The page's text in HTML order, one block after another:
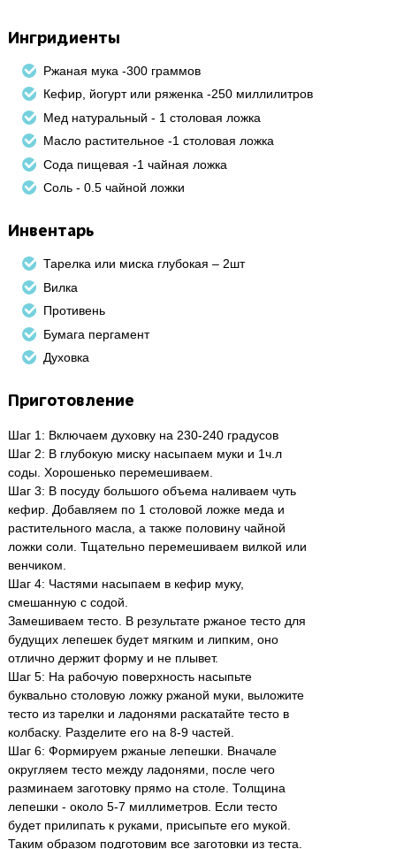
Ингридиенты
Ржаная мука -300 граммов
Кефир, йогурт или ряженка -250 миллилитров
Мед натуральный - 1 столовая ложка
Масло растительное -1 столовая ложка
Сода пищевая -1 чайная ложка
Соль - 0.5 чайной ложки
Инвентарь
Тарелка или миска глубокая – 2шт
Вилка
Противень
Бумага пергамент
Духовка
Приготовление
Шаг 1: Включаем духовку на 230-240 градусов
Шаг 2: В глубокую миску насыпаем муки и 1ч.л
соды. Хорошенько перемешиваем.
Шаг 3: В посуду большого объема наливаем чуть
кефир. Добавляем по 1 столовой ложке меда и
растительного масла, а также половину чайной
ложки соли. Тщательно перемешиваем вилкой или
венчиком.
Шаг 4: Частями насыпаем в кефир муку,
смешанную с содой.
Замешиваем тесто. В результате ржаное тесто для
будущих лепешек будет мягким и липким, оно
отлично держит форму и не плывет.
Шаг 5: На рабочую поверхность насыпьте
буквально столовую ложку ржаной муки, выложите
тесто из тарелки и ладонями раскатайте тесто в
колбаску. Разделите его на 8-9 частей.
Шаг 6: Формируем ржаные лепешки. Вначале
округляем тесто между ладонями, после чего
разминаем заготовку прямо на столе. Толщина
лепешки - около 5-7 миллиметров. Если тесто
будет прилипать к руками, присыпьте его мукой.
Таким образом подготовим все заготовки из теста.